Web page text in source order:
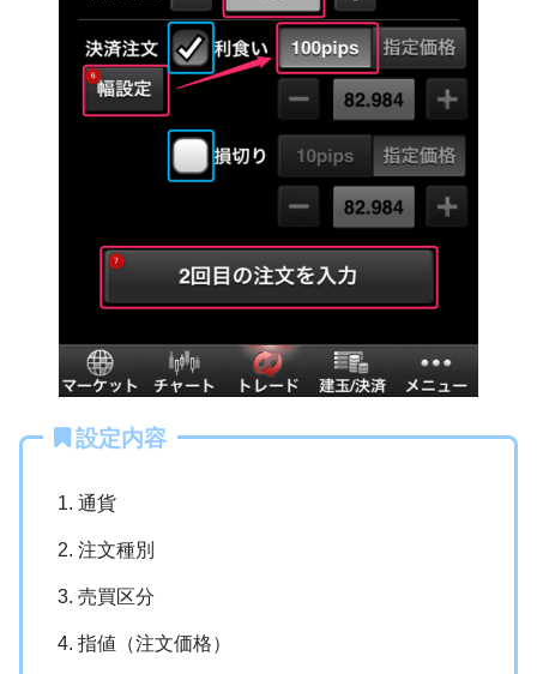
設定内容
通貨
注文種別
売買区分
指値（注文価格）